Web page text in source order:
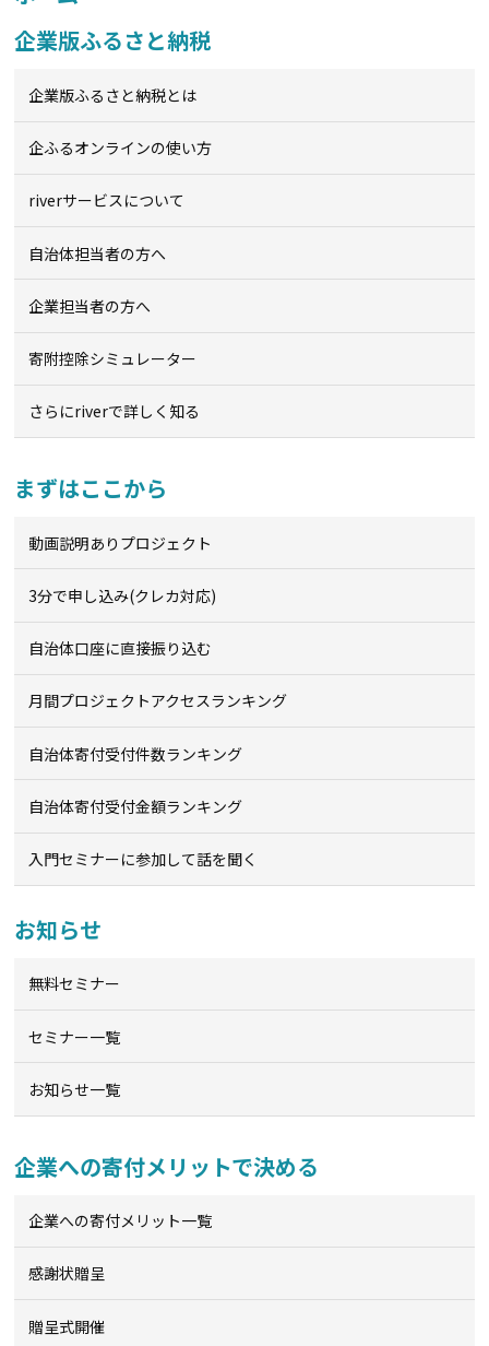
企業版ふるさと納税
企業版ふるさと納税とは
企ふるオンラインの使い方
riverサービスについて
自治体担当者の方へ
企業担当者の方へ
寄附控除シミュレーター
さらにriverで詳しく知る
まずはここから
動画説明ありプロジェクト
3分で申し込み(クレカ対応)
自治体口座に直接振り込む
月間プロジェクトアクセスランキング
自治体寄付受付件数ランキング
自治体寄付受付金額ランキング
入門セミナーに参加して話を聞く
お知らせ
無料セミナー
セミナー一覧
お知らせ一覧
企業への寄付メリットで決める
企業への寄付メリット一覧
感謝状贈呈
贈呈式開催